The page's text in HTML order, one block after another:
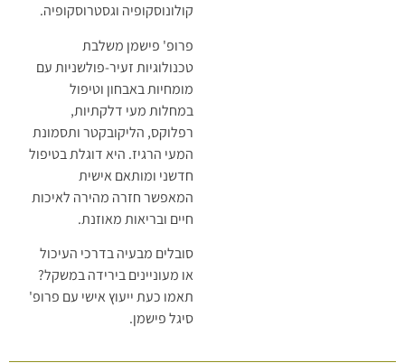
קולונוסקופיה וגסטרוסקופיה.
פרופ' פישמן משלבת
טכנולוגיות זעיר-פולשניות עם
מומחיות באבחון וטיפול
במחלות מעי דלקתיות,
רפלוקס, הליקובקטר ותסמונת
המעי הרגיז. היא דוגלת בטיפול
חדשני ומותאם אישית
המאפשר חזרה מהירה לאיכות
חיים ובריאות מאוזנת.
סובלים מבעיה בדרכי העיכול
או מעוניינים בירידה במשקל?
תאמו כעת ייעוץ אישי עם פרופ'
סיגל פישמן.